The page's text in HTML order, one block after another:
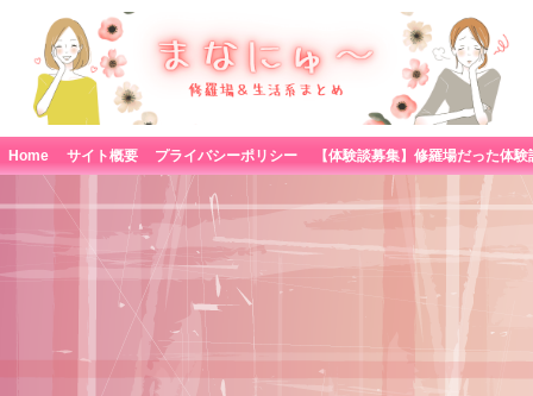
Home サイト概要 プライバシーポリシー